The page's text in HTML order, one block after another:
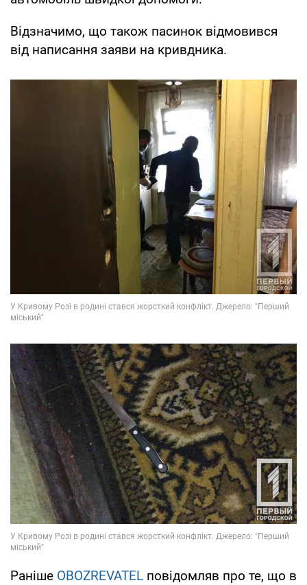
Відзначимо, що також пасинок відмовився
від написання заяви на кривдника.
Раніше OBOZREVATEL повідомляв про те, що в